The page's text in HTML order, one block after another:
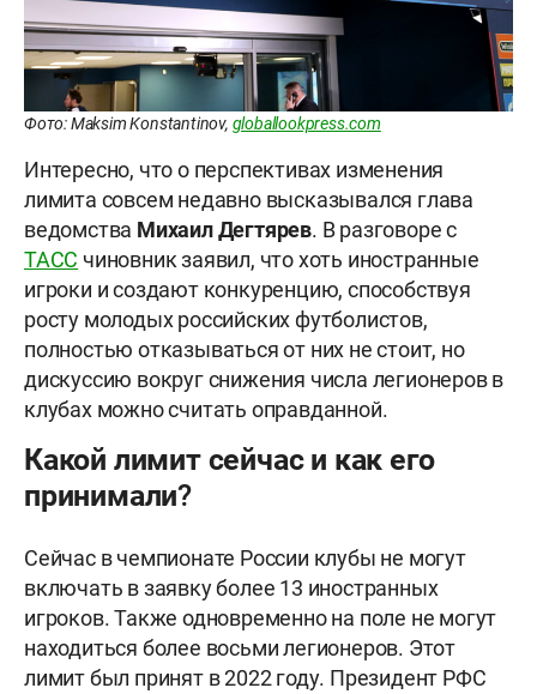
Фото: Maksim Konstantinov, globallookpress.com
Интересно, что о перспективах изменения
лимита совсем недавно высказывался глава
ведомства Михаил Дегтярев. В разговоре с
ТАСС чиновник заявил, что хоть иностранные
игроки и создают конкуренцию, способствуя
росту молодых российских футболистов,
полностью отказываться от них не стоит, но
дискуссию вокруг снижения числа легионеров в
клубах можно считать оправданной.
Какой лимит сейчас и как его
принимали?
Сейчас в чемпионате России клубы не могут
включать в заявку более 13 иностранных
игроков. Также одновременно на поле не могут
находиться более восьми легионеров. Этот
лимит был принят в 2022 году. Президент РФС